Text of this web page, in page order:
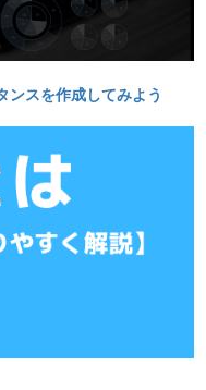
ンスを作成してみよう